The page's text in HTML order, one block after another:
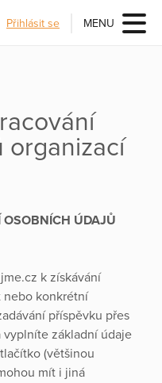
Přihlásit se MENU
organizací
OSOBNÍCH ÚDAJŮ
k získávání
nebo konkrétní
příspěvku přes
vyplníte základní údaje
(většinou
mít i jiná